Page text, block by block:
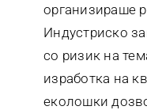
организираше
Индустриско
со ризик на
изработка на
еколошки